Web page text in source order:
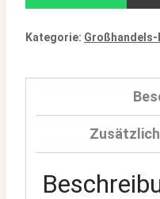
Kategorie: